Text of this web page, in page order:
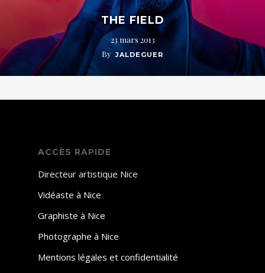
THE FIELD
23 mars 2013
By JALDEGUER
ACCÈS RAPIDE
Directeur artistique Nice
Vidéaste à Nice
Graphiste à Nice
Photographe à Nice
Mentions légales et confidentialité